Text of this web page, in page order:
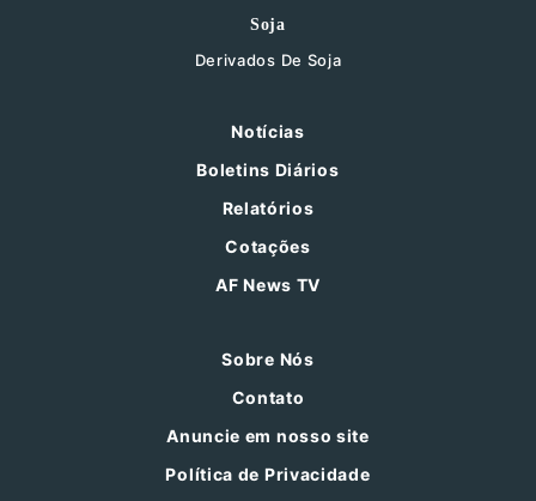
Soja
Derivados De Soja
Notícias
Boletins Diários
Relatórios
Cotações
AF News TV
Sobre Nós
Contato
Anuncie em nosso site
Política de Privacidade